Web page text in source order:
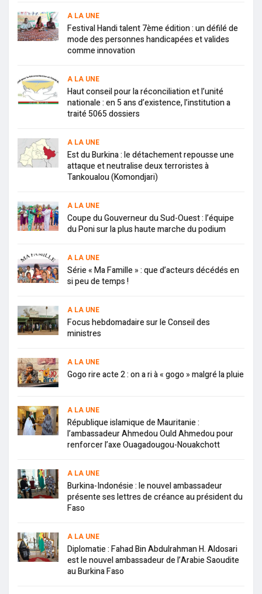
A LA UNE
Festival Handi talent 7ème édition : un défilé de
mode des personnes handicapées et valides
comme innovation
A LA UNE
Haut conseil pour la réconciliation et l’unité
nationale : en 5 ans d’existence, l’institution a
traité 5065 dossiers
A LA UNE
Est du Burkina : le détachement repousse une
attaque et neutralise deux terroristes à
Tankoualou (Komondjari)
A LA UNE
Coupe du Gouverneur du Sud-Ouest : l’équipe
du Poni sur la plus haute marche du podium
A LA UNE
Série « Ma Famille » : que d’acteurs décédés en
si peu de temps !
A LA UNE
Focus hebdomadaire sur le Conseil des
ministres
A LA UNE
Gogo rire acte 2 : on a ri à « gogo » malgré la pluie
A LA UNE
République islamique de Mauritanie :
l’ambassadeur Ahmedou Ould Ahmedou pour
renforcer l’axe Ouagadougou-Nouakchott
A LA UNE
Burkina-Indonésie : le nouvel ambassadeur
présente ses lettres de créance au président du
Faso
A LA UNE
Diplomatie : Fahad Bin Abdulrahman H. Aldosari
est le nouvel ambassadeur de l’Arabie Saoudite
au Burkina Faso